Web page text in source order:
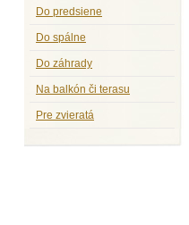
Do predsiene
Do spálne
Do záhrady
Na balkón či terasu
Pre zvieratá